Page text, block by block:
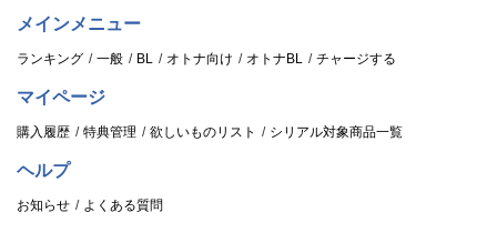
メインメニュー
ランキング 一般 BL オトナ向け オトナBL チャージする
マイページ
購入履歴 特典管理 欲しいものリスト シリアル対象商品一覧
ヘルプ
お知らせ よくある質問